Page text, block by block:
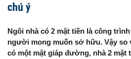
chú ý
Ngôi nhà có 2 mặt tiền là công
người mong muốn sở hữu. Vậy so
có một mặt giáp đường, nhà 2 mặt